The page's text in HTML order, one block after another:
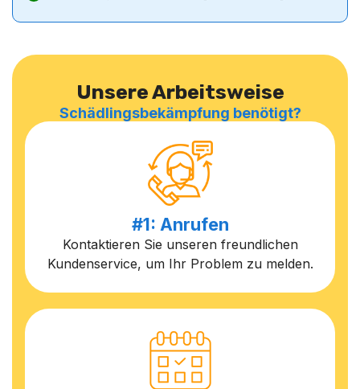
Unsere Arbeitsweise
Schädlingsbekämpfung benötigt?
#1: Anrufen
Kontaktieren Sie unseren freundlichen
Kundenservice, um Ihr Problem zu melden.